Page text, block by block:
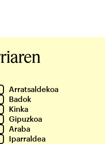
Arratsaldekoa
Badok
Kinka
Gipuzkoa
Araba
Iparraldea